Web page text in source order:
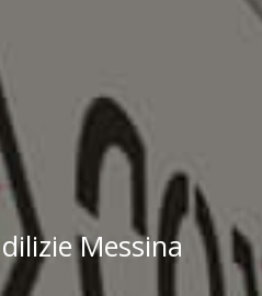
Messina